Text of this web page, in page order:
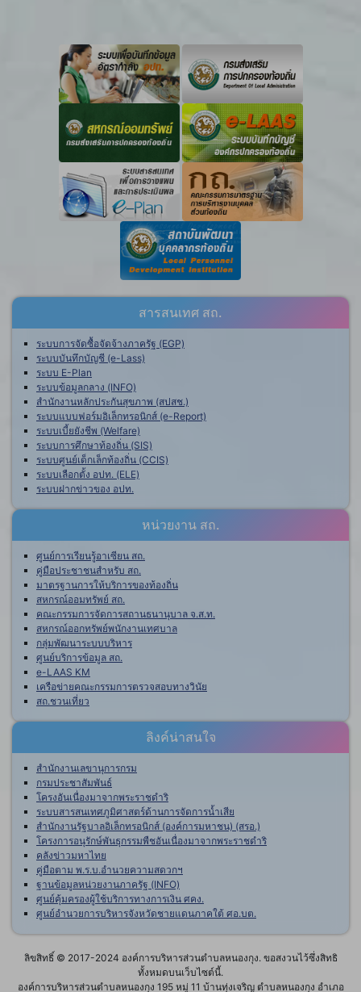
สารสนเทศ สถ.
ระบบการจัดซื้อจัดจ้างภาครัฐ (EGP)
ระบบบันทึกบัญชี (e-Lass)
ระบบ E-Plan
ระบบข้อมูลกลาง (INFO)
สำนักงานหลักประกันสุขภาพ (สปสช.)
ระบบแบบฟอร์มอิเล็กทรอนิกส์ (e-Report)
ระบบเบี้ยยังชีพ (Welfare)
ระบบการศึกษาท้องถิ่น (SIS)
ระบบศูนย์เด็กเล็กท้องถิ่น (CCIS)
ระบบเลือกตั้ง อปท. (ELE)
ระบบฝากข่าวของ อปท.
หน่วยงาน สถ.
ศูนย์การเรียนรู้อาเซียน สถ.
คู่มือประชาชนสำหรับ สถ.
มาตรฐานการให้บริการของท้องถิ่น
สหกรณ์ออมทรัพย์ สถ.
คณะกรรมการจัดการสถานธนานุบาล จ.ส.ท.
สหกรณ์ออกทรัพย์พนักงานเทศบาล
กลุ่มพัฒนาระบบบริหาร
ศูนย์บริการข้อมูล สถ.
e-LAAS KM
เครือข่ายคณะกรรมการตรวจสอบทางวินัย
สถ.ชวนเที่ยว
ลิงค์น่าสนใจ
สำนักงานเลขานุการกรม
กรมประชาสัมพันธ์
โครงอันเนื่องมาจากพระราชดำริ
ระบบสารสนเทศภูมิศาสตร์ด้านการจัดการน้ำเสีย
สำนักงานรัฐบาลอิเล็กทรอนิกส์ (องค์การมหาชน) (สรอ.)
โครงการอนุรักษ์พันธุกรรมพืชอันเนื่องมาจากพระราชดำริ
คลังข่าวมหาไทย
คู่มือตาม พ.ร.บ.อำนวยความสดวกฯ
ฐานข้อมูลหน่วยงานภาครัฐ (INFO)
ศูนย์คุ้มครองผู้ใช้บริการทางการเงิน ศคง.
ศูนย์อำนวยการบริหารจังหวัดชายแดนภาคใต้ ศอ.บต.
ลิขสิทธิ์ © 2017-2024 องค์การบริหารส่วนตำบลหนองกุง. ขอสงวนไว้ซึ่งสิทธิ
ทั้งหมดบนเว็บไซต์นี้.
องค์การบริหารส่วนตำบลหนองกุง 195 หมู่ 11 บ้านทุ่งเจริญ ตำบลหนองกุง อำเภอ